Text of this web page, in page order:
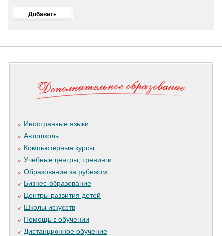
Иностранные языки
Автошколы
Компьютерные курсы
Учебные центры, тренинги
Образование за рубежом
Бизнес-образование
Центры развития детей
Школы искусств
Помощь в обучении
Дистанционное обучение